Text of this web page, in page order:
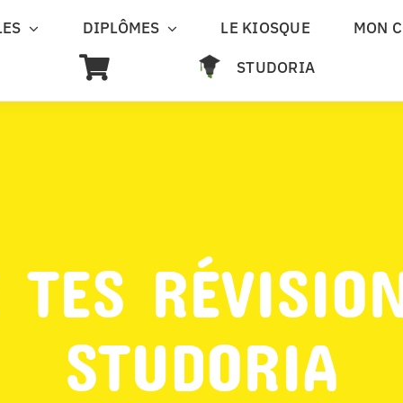
DIPLÔMES LE KIOSQUE
MON
STUDORIA
TES
STUDORIA